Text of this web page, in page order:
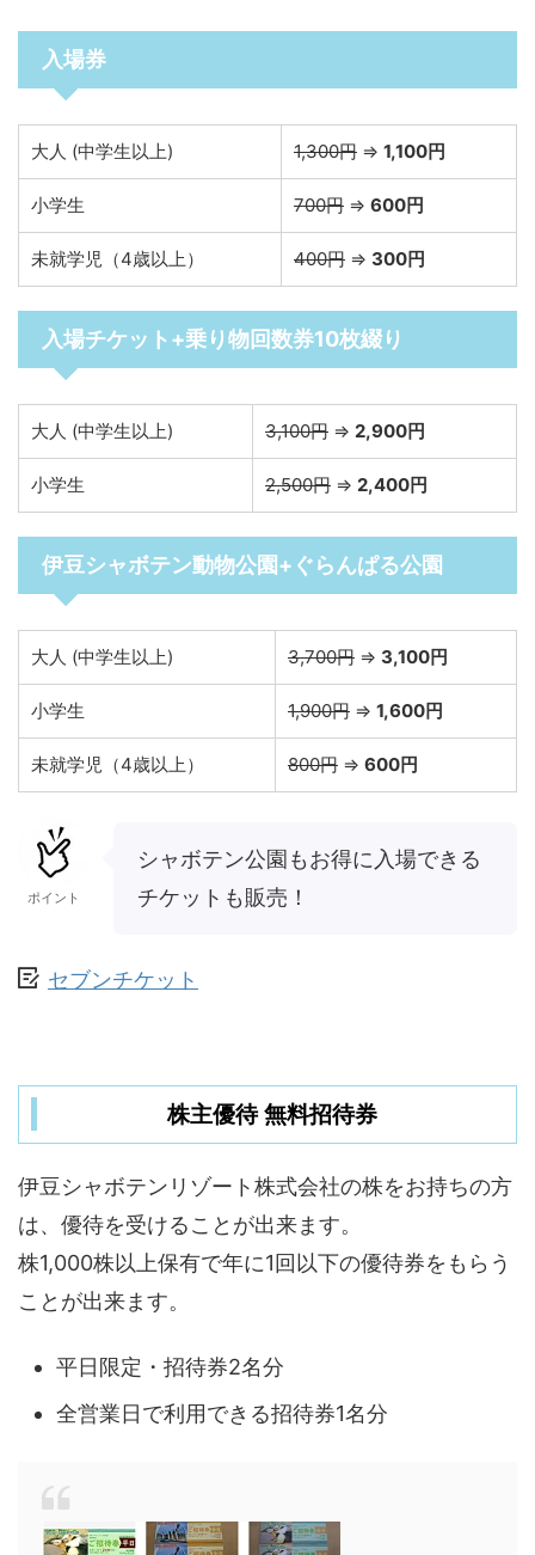
入場券
大人 (中学生以上) 1,300円 ⇒ 1,100円
小学生 700円 ⇒ 600円
未就学児（4歳以上） 400円 ⇒ 300円
入場チケット+乗り物回数券10枚綴り
大人 (中学生以上) 3,100円 ⇒ 2,900円
小学生 2,500円 ⇒ 2,400円
伊豆シャボテン動物公園+ぐらんぱる公園
大人 (中学生以上) 3,700円 ⇒ 3,100円
小学生 1,900円 ⇒ 1,600円
未就学児（4歳以上） 800円 ⇒ 600円
ポイント
シャボテン公園もお得に入場できる
チケットも販売！
セブンチケット
株主優待 無料招待券
伊豆シャボテンリゾート株式会社の株をお持ちの方
は、優待を受けることが出来ます。
株1,000株以上保有で年に1回以下の優待券をもらう
ことが出来ます。
平日限定・招待券2名分
全営業日で利用できる招待券1名分